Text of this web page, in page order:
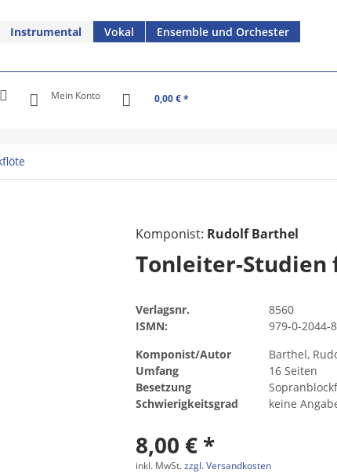
Instrumental Vokal Ensemble und Orchester
Mein Konto 0,00 € *
Komponist: Rudolf Barthel
Tonleiter-Studien
Verlagsnr.
8560
ISMN:
979-0-2044-
Komponist/Autor
Barthel,
Umfang
16 Seiten
Besetzung
Schwierigkeitsgrad
keine
8,00 € *
inkl. MwSt.zzgl. Versandkosten